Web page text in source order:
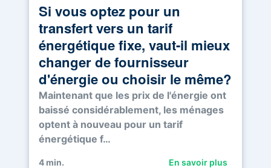
Si vous optez pour un
transfert vers un tarif
énergétique fixe, vaut-il mieux
changer de fournisseur
d'énergie ou choisir le même?
Maintenant que les prix de l'énergie ont
baissé considérablement, les ménages
optent à nouveau pour un tarif
énergétique f…
4 min. En savoir plus